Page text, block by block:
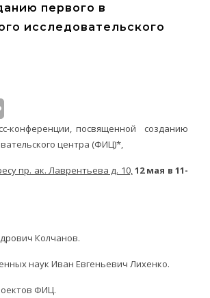
первого в
исследовательского
конференции, посвященной созданию
центра (ФИЦ)*,
пр. ак. Лаврентьева д. 10, 12 мая в 11-
Колчанов.
наук Иван Евгеньевич Лихенко.
ФИЦ.